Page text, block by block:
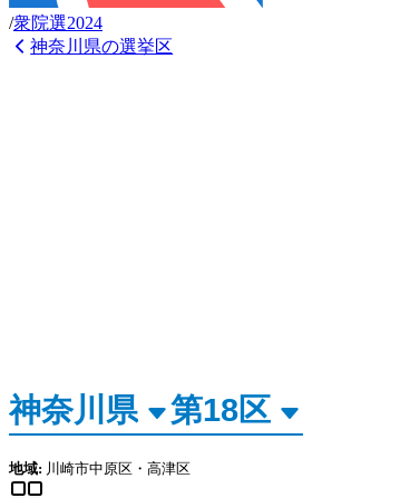
/衆院選2024
神奈川県の選挙区
地域: 川崎市中原区・高津区